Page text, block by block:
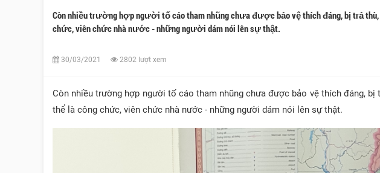
Còn nhiều trường hợp người tố cáo tham nhũng chưa được bảo vệ thích đáng, bị trả thù,
chức, viên chức nhà nước - những người dám nói lên sự thật.
30/03/2021 2802 lượt xem
Còn nhiều trường hợp người tố cáo tham nhũng chưa được bảo vệ thích đáng, bị
thể là công chức, viên chức nhà nước - những người dám nói lên sự thật.